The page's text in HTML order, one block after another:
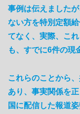
事例は伝えました
ない方を特別定額
てなく、実際、こ
も、すでに6件の現
これらのことから
あり、事実関係を
国に配信した報道